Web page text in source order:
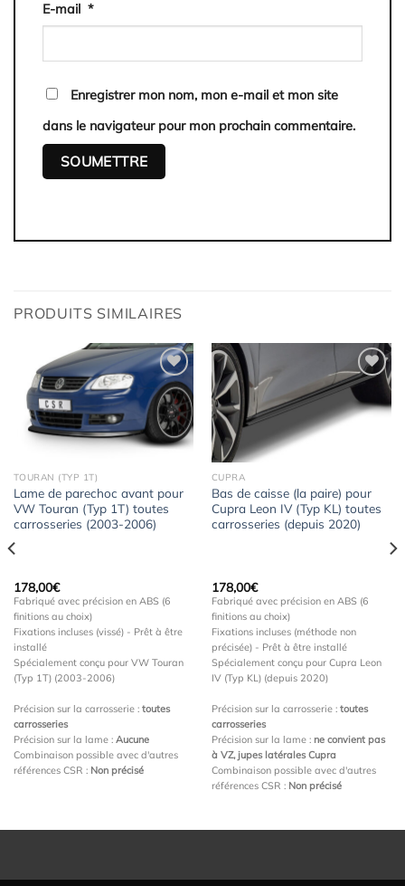
E-mail *
Enregistrer mon nom, mon e-mail et mon site
dans le navigateur pour mon prochain commentaire.
PRODUITS SIMILAIRES
Ajouter
à la
wishlist
TOURAN (TYP 1T)
Lame de parechoc avant pour
VW Touran (Typ 1T) toutes
carrosseries (2003-2006)
178,00€
Fabriqué avec précision en ABS (6
finitions au choix)
Fixations incluses (vissé) - Prêt à être
installé
Spécialement conçu pour VW Touran
(Typ 1T) (2003-2006)
Précision sur la carrosserie : toutes
carrosseries
Précision sur la lame : Aucune
Combinaison possible avec d'autres
références CSR : Non précisé
Ajouter
CUPRA
Bas de caisse (la paire) pour
Cupra Leon IV (Typ KL) toutes
carrosseries (depuis 2020)
178,00€
Fabriqué avec précision en ABS (6
finitions au choix)
Fixations incluses (méthode non
précisée) - Prêt à être installé
Spécialement conçu pour Cupra Leon
IV (Typ KL) (depuis 2020)
Précision sur la carrosserie : toutes
carrosseries
Précision sur la lame : ne convient pas
à VZ, jupes latérales Cupra
Combinaison possible avec d'autres
références CSR : Non précisé